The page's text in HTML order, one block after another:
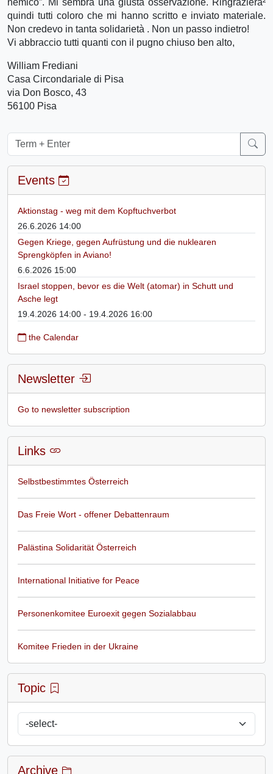
quindi tutti coloro che mi hanno scritto e inviato materiale.
Non credevo in tanta solidarietà . Non un passo indietro!
Vi abbraccio tutti quanti con il pugno chiuso ben alto,
William Frediani
Casa Circondariale di Pisa
via Don Bosco, 43
56100 Pisa
Events
Aktionstag - weg mit dem Kopftuchverbot
26.6.2026 14:00
Gegen Kriege, gegen Aufrüstung und die nuklearen
Sprengköpfen in Aviano!
6.6.2026 15:00
Israel stoppen, bevor es die Welt (atomar) in Schutt und
Asche legt
19.4.2026 14:00 - 19.4.2026 16:00
the Calendar
Newsletter
Go to newsletter subscription
Links
Selbstbestimmtes Österreich
Das Freie Wort - offener Debattenraum
Palästina Solidarität Österreich
International Initiative for Peace
Personenkomitee Euroexit gegen Sozialabbau
Komitee Frieden in der Ukraine
Topic
Archive